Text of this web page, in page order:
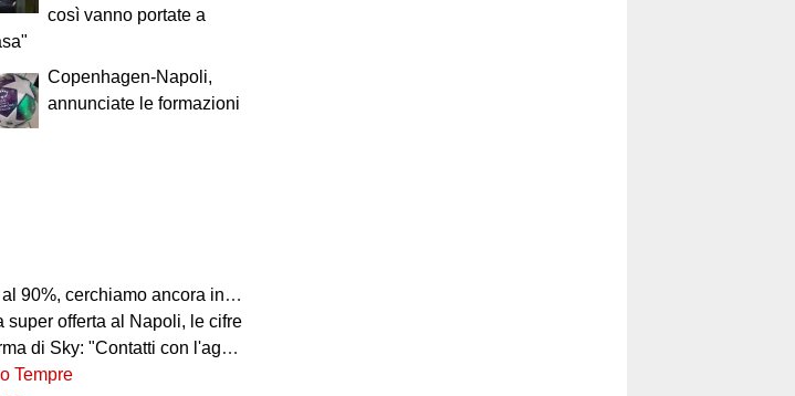
così vanno portate a
Copenhagen-Napoli,
annunciate le formazioni
ancora innesti di qualità"
super offerta al Napoli, le cifre
"Contatti con l'agente, i dettagli"
Tempre